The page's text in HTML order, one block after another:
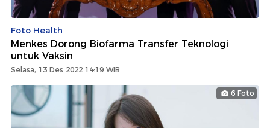
Foto Health
Menkes Dorong Biofarma Transfer Teknologi
untuk Vaksin
Selasa, 13 Des 2022 14:19 WIB
6 Foto